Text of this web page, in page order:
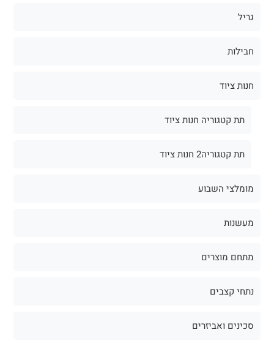
גריל
חבילות
חנות ציוד
תת קטגוריה חנות ציוד
תת קטגוריה2 חנות ציוד
מומלצי השבוע
מעשנות
מתחם מוצרים
נתחי קצבים
סכינים ואביזרים